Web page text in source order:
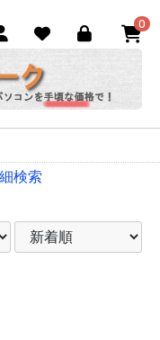
0
検索